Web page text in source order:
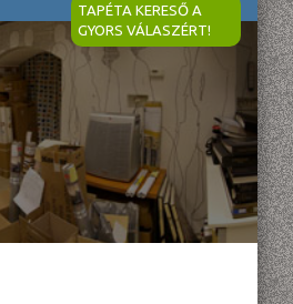
TAPÉTA KERESŐ A
GYORS VÁLASZÉRT!